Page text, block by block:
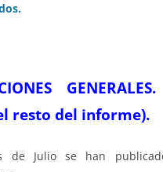
resto del informe).
de Julio se han